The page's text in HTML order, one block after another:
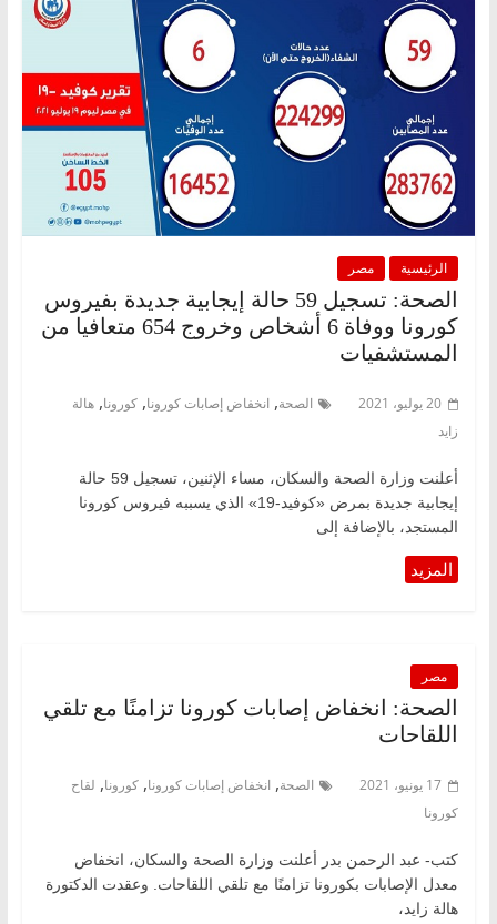
الرئيسية مصر
الصحة: تسجيل 59 حالة إيجابية جديدة بفيروس
كورونا ووفاة 6 أشخاص وخروج 654 متعافيا من
المستشفيات
20 يوليو، 2021 الصحة, انخفاض إصابات كورونا, كورونا, هالة
زايد
أعلنت وزارة الصحة والسكان، مساء الإثنين، تسجيل 59 حالة
إيجابية جديدة بمرض «كوفيد-19» الذي يسببه فيروس كورونا
المستجد، بالإضافة إلى
مصر
الصحة: انخفاض إصابات كورونا تزامنًا مع تلقي
اللقاحات
17 يونيو، 2021 الصحة, انخفاض إصابات كورونا, كورونا, لقاح
كورونا
كتب- عبد الرحمن بدر أعلنت وزارة الصحة والسكان، انخفاض
معدل الإصابات بكورونا تزامنًا مع تلقي اللقاحات. وعقدت الدكتورة
هالة زايد،